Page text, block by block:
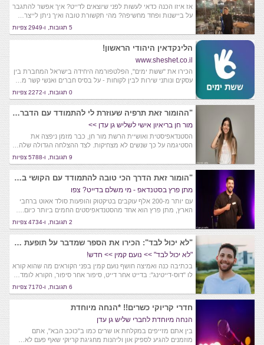
אז איזו הכנה כדאי לעשות לפני שיוצאים לדייט? איך אפשר להתגבר
על ביישנות ופחד מחשיפה? מהי תקשורת טובה ואיך ניתן לייצר…
5 תגובות, ו-2949 צפיות
הלינקדאין היהודי הראשון!
www.sheshet.co.il
הכירו את "ששת ימים", הפלטפורמה היחידה בישראל המחברת בין
עסקים ונותני שירות לבין לקוחות - על בסיס חברים ואנשי קשר מ…
0 תגובות, ו-2272 צפיות
"ההומור זאת תרפיה שעוזרת לי להתמודד עם הדברים שהכי כואבים לי.."
מור חן בריאיון אישי לשליש גן עדן >>
הסטנדאפיסטית ואושיית הרשת מור חן, כבר מזמן ניפצה את
הסטיגמה על כך שנשים לא מצחיקות. לצד ההצלחה הגדולה שלה…
9 תגובות, ו-5788 צפיות
"הומור זאת הדרך הכי טובה להתמודד עם הקושי במציאת זוגיות"
מתן פרץ בסטנדאפ - מי משלם בדייט? צפו
עם יותר מ-200 אלף עוקבים בטיקטוק והופעות סולד אאוט ברחבי
הארץ, מתן פרץ הוא אחד מהסטנדאפיסטים החמים ביותר כיום.…
2 תגובות, ו-4734 צפיות
"לא יכול לבד": הכירו את הספר שמדבר על תופעת הרווקות בעולם הדתי
"לא יכול לבד" >> נועם קמין >> חדש!
בכתיבה כנה ואמיצה חושף נועם קמין בפני הקוראים מה שהוא קורא
לו "דוס-דייטינג": בדייט אחר דייט, סיפור אחר סיפור, הקורא לומד…
6 תגובות, ו-7170 צפיות
חדרי קריוקי כשרים!! *הנחה מיוחדת
הנחה מיוחדת לחברי שליש גן עדן
בין אתם מזייפים במקלחת או שרים כמו ב"כוכב הבא", אתם
מוזמנים להגיע לספיק און וליהנות מחגיגת קריוקי שאף פעם לא…